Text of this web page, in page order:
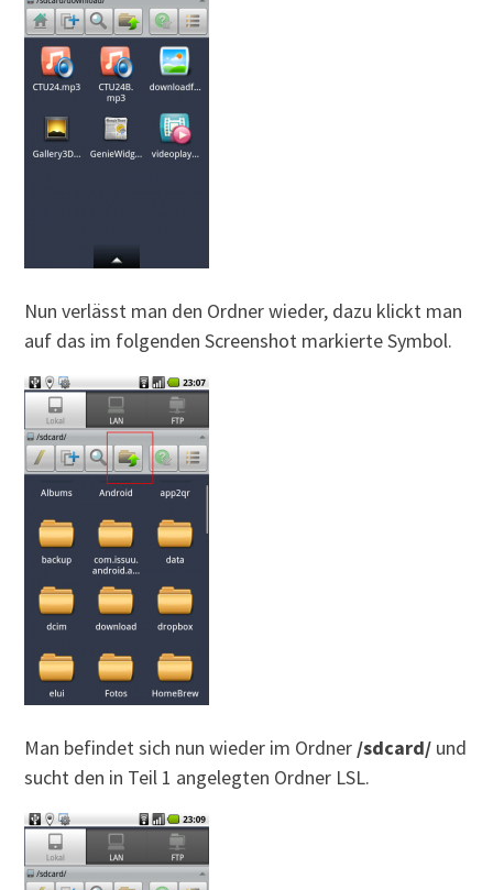
Nun verlässt man den Ordner wieder, dazu klickt man
auf das im folgenden Screenshot markierte Symbol.
Man befindet sich nun wieder im Ordner /sdcard/ und
sucht den in Teil 1 angelegten Ordner LSL.